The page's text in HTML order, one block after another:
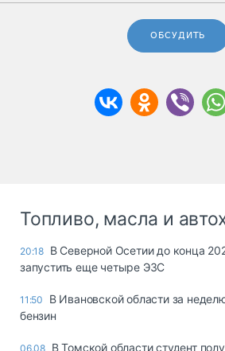
ОБСУДИТЬ
Топливо, масла и
20:18 В Северной Осетии до конца
запустить еще четыре ЭЗС
11:50
В Ивановской области за
бензин
06.08 В Томской области студент